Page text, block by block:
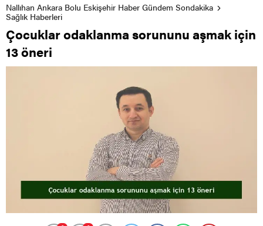
Nallıhan Ankara Bolu Eskişehir Haber Gündem Sondakika
Sağlık Haberleri
Çocuklar odaklanma sorununu aşmak için
13 öneri